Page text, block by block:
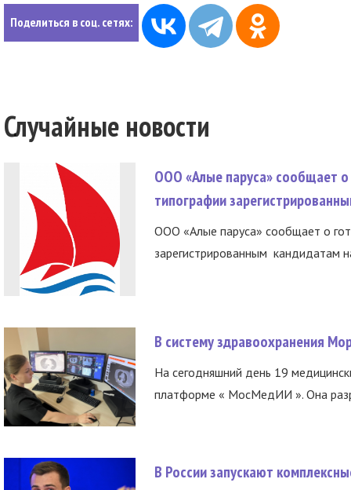
Поделиться в соц. сетях:
Случайные новости
ООО «Алые паруса» сообщает о
типографии
ООО «Алые паруса» сообщает о
зарегистрированным кандидатам
В систему здравоохранения
На сегодняшний день 19
платформе « МосМедИИ ». Она
В России запускают